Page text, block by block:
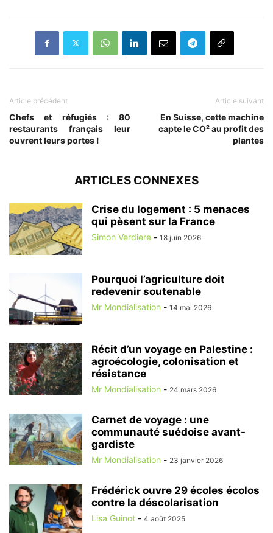
Article précédent
Chefs et réfugiés : 80
restaurants français leur
ouvrent leurs portes !
Article suivant
En Suisse, cette machine
capte le CO² au profit des
plantes
ARTICLES CONNEXES
Crise du logement : 5 menaces
qui pèsent sur la France
Simon Verdiere - 18 juin 2026
Pourquoi l’agriculture doit
redevenir soutenable
Mr Mondialisation - 14 mai 2026
Récit d’un voyage en Palestine :
agroécologie, colonisation et
résistance
Mr Mondialisation - 24 mars 2026
Carnet de voyage : une
communauté suédoise avant-
gardiste
Mr Mondialisation - 23 janvier 2026
Frédérick ouvre 29 écoles écolos
contre la déscolarisation
Lisa Guinot - 4 août 2025